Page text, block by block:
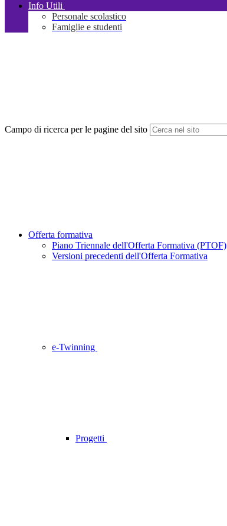
Info Utili
Personale scolastico
Famiglie e studenti
Campo di ricerca per le pagine del sito
Offerta formativa
Piano Triennale dell'Offerta Formativa (PTOF)
Versioni precedenti dell'Offerta Formativa
e-Twinning
Progetti